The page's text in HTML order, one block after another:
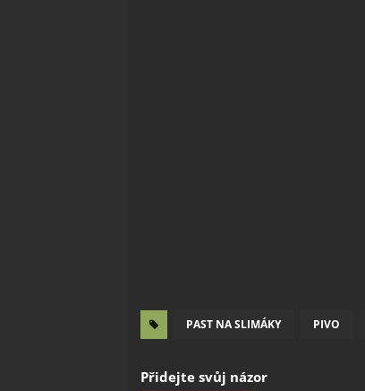
PAST NA SLIMÁKY PIVO
Přidejte svůj názor